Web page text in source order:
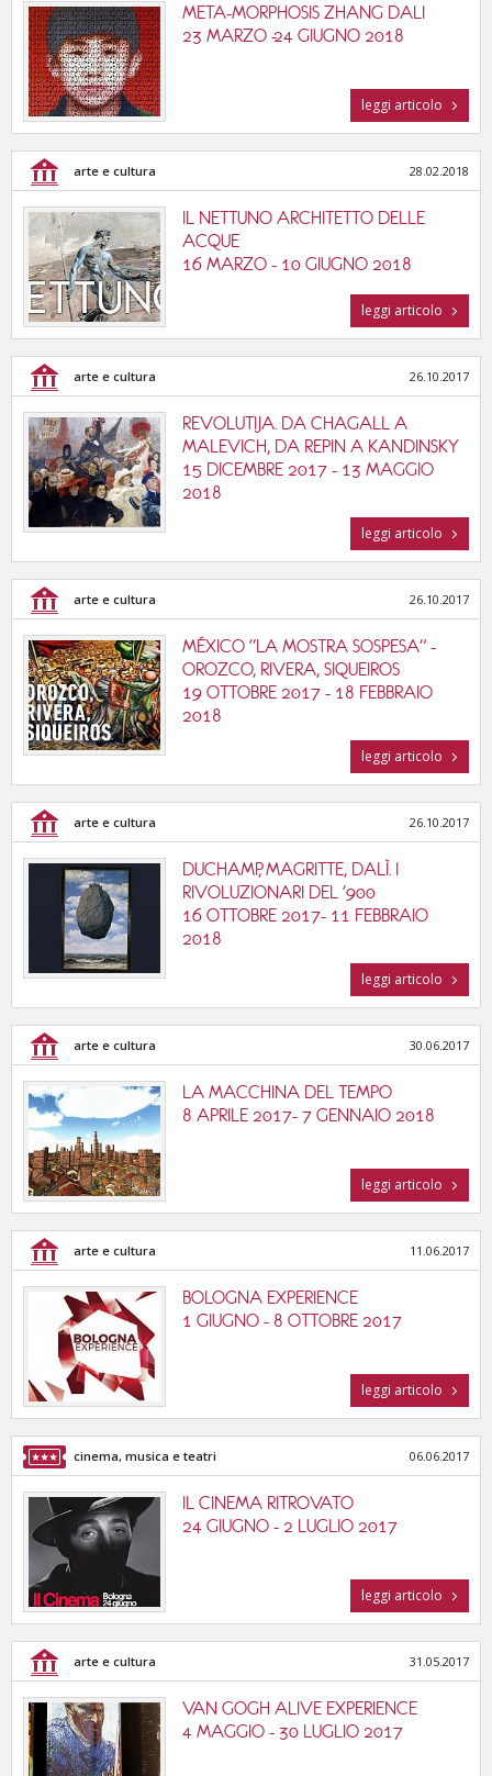
META-MORPHOSIS ZHANG DALI
23 MARZO -24 GIUGNO 2018
leggi articolo
arte e cultura 28.02.2018
IL NETTUNO ARCHITETTO DELLE
ACQUE
16 MARZO - 10 GIUGNO 2018
leggi articolo
arte e cultura 26.10.2017
REVOLUTIJA. DA CHAGALL A
MALEVICH, DA REPIN A KANDINSKY
15 DICEMBRE 2017 - 13 MAGGIO
2018
leggi articolo
arte e cultura 26.10.2017
MÉXICO “LA MOSTRA SOSPESA” -
OROZCO, RIVERA, SIQUEIROS
19 OTTOBRE 2017 - 18 FEBBRAIO
2018
leggi articolo
arte e cultura 26.10.2017
DUCHAMP, MAGRITTE, DALÌ. I
RIVOLUZIONARI DEL '900
16 OTTOBRE 2017- 11 FEBBRAIO
2018
leggi articolo
arte e cultura 30.06.2017
LA MACCHINA DEL TEMPO
8 APRILE 2017- 7 GENNAIO 2018
leggi articolo
arte e cultura 11.06.2017
BOLOGNA EXPERIENCE
1 GIUGNO - 8 OTTOBRE 2017
leggi articolo
cinema, musica e teatri 06.06.2017
IL CINEMA RITROVATO
24 GIUGNO - 2 LUGLIO 2017
leggi articolo
arte e cultura 31.05.2017
VAN GOGH ALIVE EXPERIENCE
4 MAGGIO - 30 LUGLIO 2017